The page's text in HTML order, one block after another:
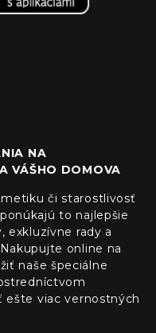
NA
VÁŠHO DOMOVA
či starostlivosť
to najlepšie
exkluzívne rady a
online na
naše špeciálne
ešte viac vernostných